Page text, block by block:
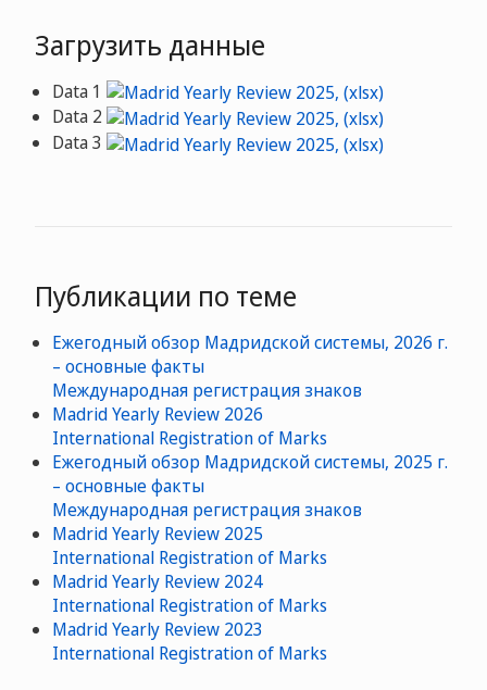
Загрузить данные
Data 1
Data 2
Data 3
Публикации по теме
Ежегодный обзор Мадридской системы, 2026 г.
– основные факты
Международная регистрация знаков
Madrid Yearly Review 2026
International Registration of Marks
Ежегодный обзор Мадридской системы, 2025 г.
– основные факты
Международная регистрация знаков
Madrid Yearly Review 2025
International Registration of Marks
Madrid Yearly Review 2024
International Registration of Marks
Madrid Yearly Review 2023
International Registration of Marks